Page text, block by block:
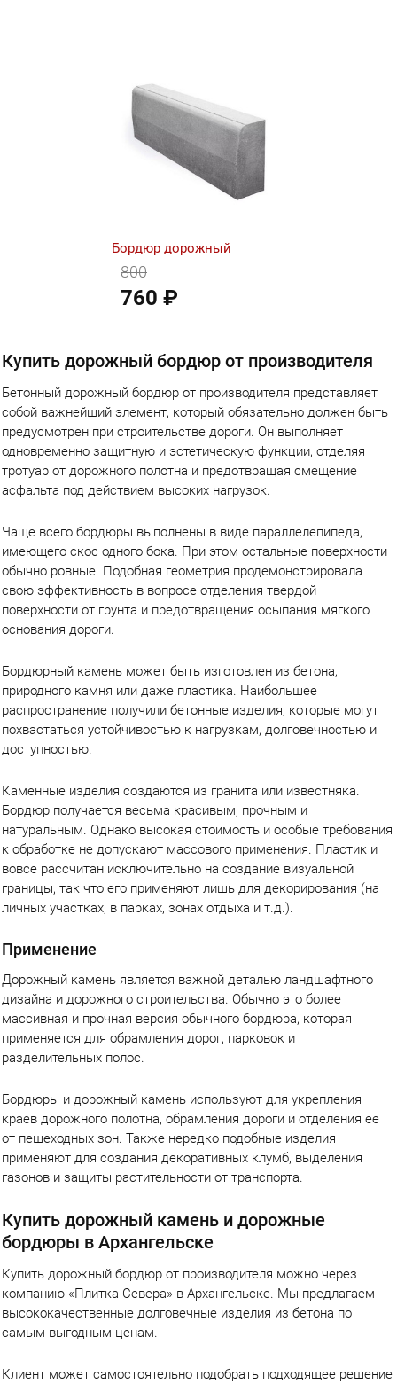
Бордюр дорожный
760 ₽
800
Купить дорожный бордюр от производителя
Бетонный дорожный бордюр от производителя представляет
собой важнейший элемент, который обязательно должен быть
предусмотрен при строительстве дороги. Он выполняет
одновременно защитную и эстетическую функции, отделяя
тротуар от дорожного полотна и предотвращая смещение
асфальта под действием высоких нагрузок.
Чаще всего бордюры выполнены в виде параллелепипеда,
имеющего скос одного бока. При этом остальные поверхности
обычно ровные. Подобная геометрия продемонстрировала
свою эффективность в вопросе отделения твердой
поверхности от грунта и предотвращения осыпания мягкого
основания дороги.
Бордюрный камень может быть изготовлен из бетона,
природного камня или даже пластика. Наибольшее
распространение получили бетонные изделия, которые могут
похвастаться устойчивостью к нагрузкам, долговечностью и
доступностью.
Каменные изделия создаются из гранита или известняка.
Бордюр получается весьма красивым, прочным и
натуральным. Однако высокая стоимость и особые требования
к обработке не допускают массового применения. Пластик и
вовсе рассчитан исключительно на создание визуальной
границы, так что его применяют лишь для декорирования (на
личных участках, в парках, зонах отдыха и т.д.).
Применение
Дорожный камень является важной деталью ландшафтного
дизайна и дорожного строительства. Обычно это более
массивная и прочная версия обычного бордюра, которая
применяется для обрамления дорог, парковок и
разделительных полос.
Бордюры и дорожный камень используют для укрепления
краев дорожного полотна, обрамления дороги и отделения ее
от пешеходных зон. Также нередко подобные изделия
применяют для создания декоративных клумб, выделения
газонов и защиты растительности от транспорта.
Купить дорожный камень и дорожные
бордюры в Архангельске
Купить дорожный бордюр от производителя можно через
компанию «Плитка Севера» в Архангельске. Мы предлагаем
высококачественные долговечные изделия из бетона по
самым выгодным ценам.
Клиент может самостоятельно подобрать подходящее решение